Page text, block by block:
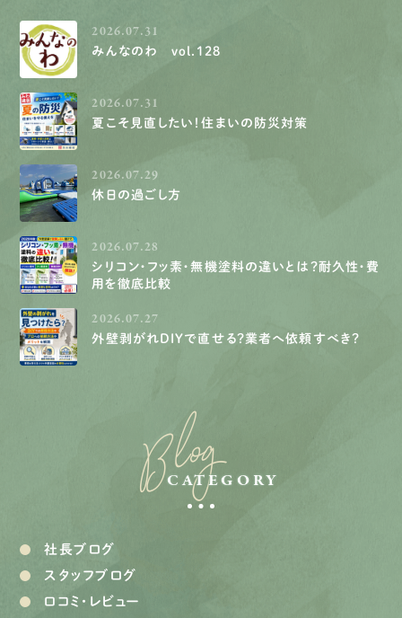
2026.07.31
みんなのわ vol.128
2026.07.31
夏こそ見直したい！住まいの防災対策
2026.07.29
休日の過ごし方
2026.07.28
シリコン・フッ素・無機塗料の違いとは？耐久性・費
用を徹底比較
2026.07.27
外壁剥がれDIYで直せる？業者へ依頼すべき？
Blog
CATEGORY
社長ブログ
スタッフブログ
口コミ・レビュー